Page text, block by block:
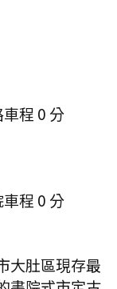
車程 0 分
車程 0 分
大肚區現存最